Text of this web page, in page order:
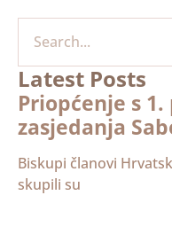
Latest Posts
Priopćenje s
zasjedanja
Biskupi članovi
skupili su